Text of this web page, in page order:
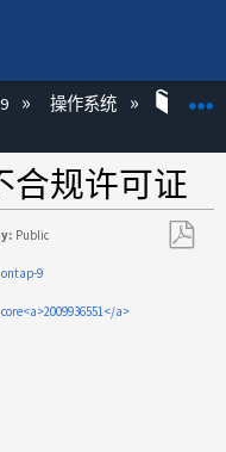
操作系统
合规许可证
Public
ontap-9
core<a>2009936551</a>